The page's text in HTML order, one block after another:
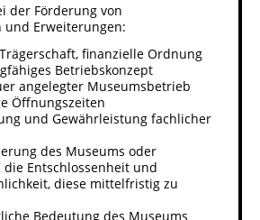
der Förderung von
Erweiterungen:
finanzielle Ordnung
Betriebskonzept
angelegter Museumsbetrieb
Öffnungszeiten
und Gewährleistung fachlicher
des Museums oder
die Entschlossenheit und
diese mittelfristig zu
Bedeutung des Museums